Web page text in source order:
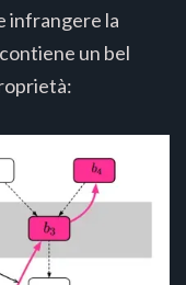
infrangere la
un bel